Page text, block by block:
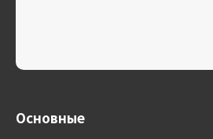
Основные